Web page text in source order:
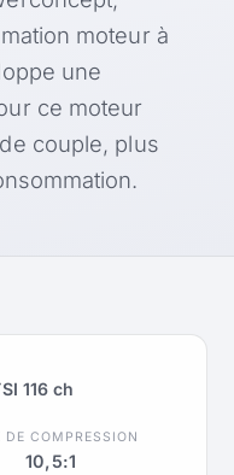
moteur à
une
ce moteur
couple, plus
116 ch
DE COMPRESSION
10,5:1